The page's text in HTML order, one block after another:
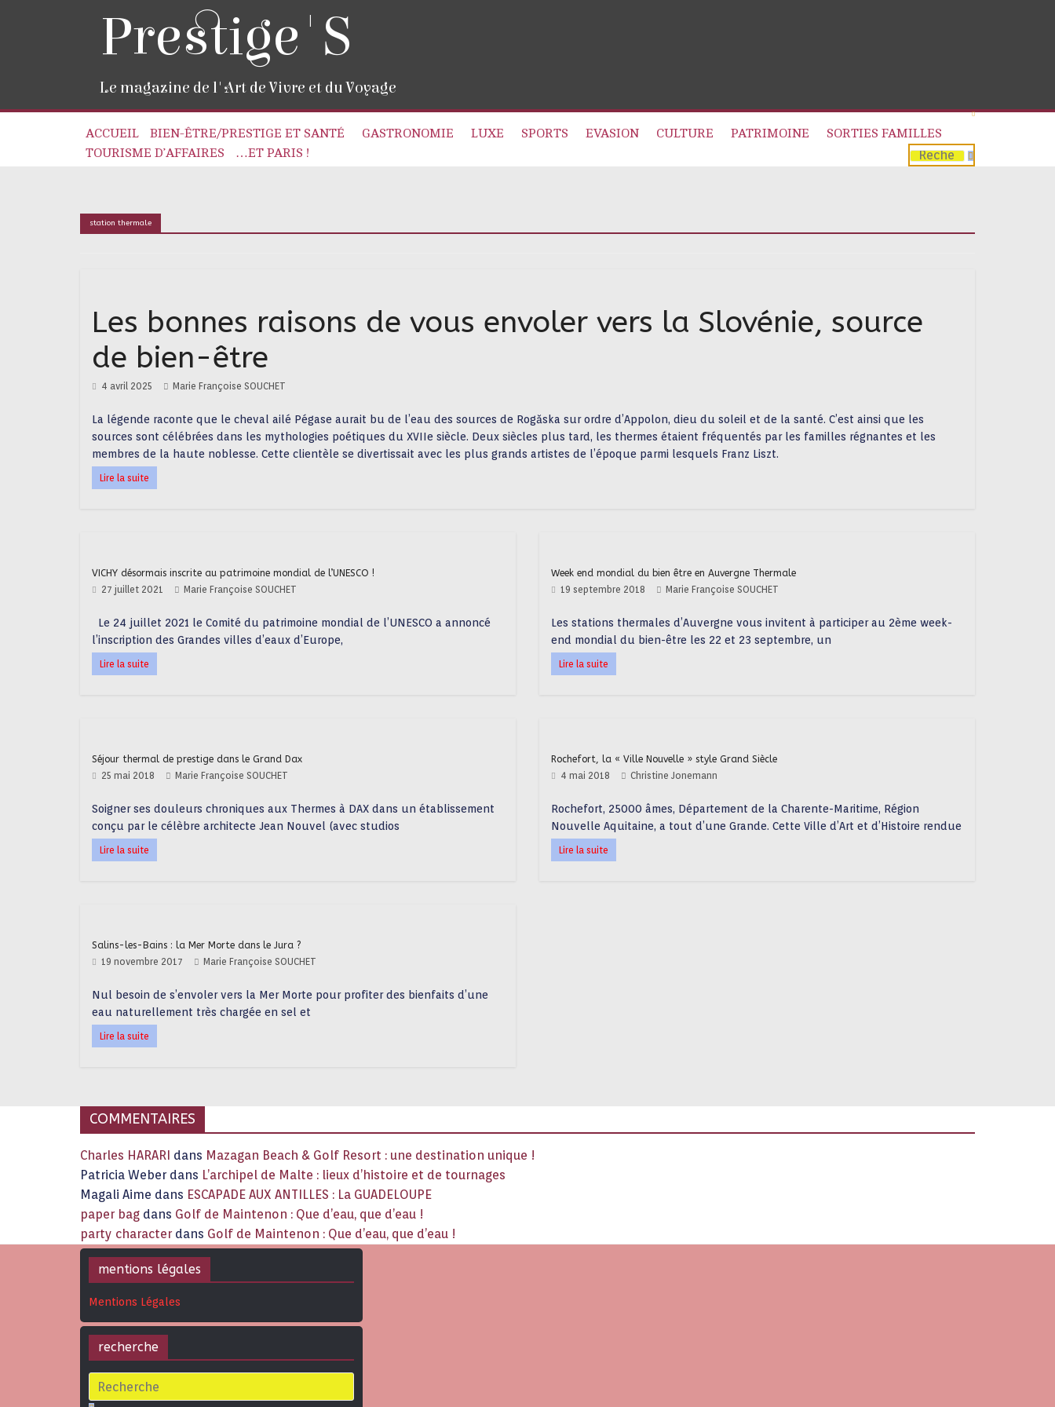
Prestige'S
Le magazine de l'Art de Vivre et du Voyage
ACCUEIL BIEN-ÊTRE/PRESTIGE ET SANTÉ GASTRONOMIE LUXE SPORTS EVASION CULTURE PATRIMOINE
SORTIES FAMILLES
TOURISME D’AFFAIRES
…ET PARIS !
station thermale
Les bonnes raisons de vous envoler vers la Slovénie, source
de bien-être
4 avril 2025 Marie Françoise SOUCHET
La légende raconte que le cheval ailé Pégase aurait bu de l’eau des sources de Rogăska sur ordre d’Appolon, dieu du soleil et de la santé. C’est ainsi que les
sources sont célébrées dans les mythologies poétiques du XVIIe siècle. Deux siècles plus tard, les thermes étaient fréquentés par les familles régnantes et les
membres de la haute noblesse. Cette clientèle se divertissait avec les plus grands artistes de l’époque parmi lesquels Franz Liszt.
Lire la suite
VICHY désormais inscrite au patrimoine mondial de l’UNESCO !
27 juillet 2021 Marie Françoise SOUCHET
Le 24 juillet 2021 le Comité du patrimoine mondial de l’UNESCO a annoncé
l’inscription des Grandes villes d’eaux d’Europe,
Lire la suite
Week end mondial du bien être en Auvergne Thermale
19 septembre 2018 Marie Françoise SOUCHET
Les stations thermales d’Auvergne vous invitent à participer au 2ème week-
end mondial du bien-être les 22 et 23 septembre, un
Lire la suite
Séjour thermal de prestige dans le Grand Dax
25 mai 2018 Marie Françoise SOUCHET
Soigner ses douleurs chroniques aux Thermes à DAX dans un établissement
conçu par le célèbre architecte Jean Nouvel (avec studios
Lire la suite
Rochefort, la « Ville Nouvelle » style Grand Siècle
4 mai 2018 Christine Jonemann
Rochefort, 25000 âmes, Département de la Charente-Maritime, Région
Nouvelle Aquitaine, a tout d’une Grande. Cette Ville d’Art et d’Histoire rendue
Lire la suite
Salins-les-Bains : la Mer Morte dans le Jura ?
19 novembre 2017 Marie Françoise SOUCHET
Nul besoin de s’envoler vers la Mer Morte pour profiter des bienfaits d’une
eau naturellement très chargée en sel et
Lire la suite
COMMENTAIRES
Charles HARARI dans Mazagan Beach & Golf Resort : une destination unique !
Patricia Weber dans L’archipel de Malte : lieux d’histoire et de tournages
Magali Aime dans ESCAPADE AUX ANTILLES : La GUADELOUPE
paper bag dans Golf de Maintenon : Que d’eau, que d’eau !
party character dans Golf de Maintenon : Que d’eau, que d’eau !
mentions légales
Mentions Légales
recherche